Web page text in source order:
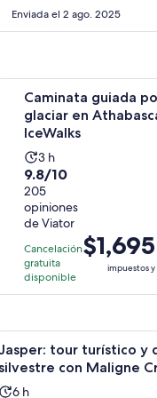
Enviada el 2 ago. 2025
Se abrirá en una
Caminata guiada
glaciar en
IceWalks
La
actividad
dura
3
horas
3 h
9.8
de
10
con
205
opiniones
9.8/10
205
opiniones
de Viator
Cancelación
gratuita
disponible
El
precio
de
por
adulto
impuestos y
guiada por el
Se abrirá en una
tour turístico y
silvestre con Maligne
La
6 h
tour turístico y de